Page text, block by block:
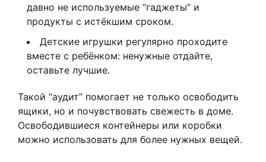
давно не используемые “гаджеты” и
продукты с истёкшим сроком.
Детские игрушки регулярно проходите
вместе с ребёнком: ненужные отдайте,
оставьте лучшие.
Такой “аудит” помогает не только освободить
ящики, но и почувствовать свежесть в доме.
Освободившиеся контейнеры или коробки
можно использовать для более нужных вещей.